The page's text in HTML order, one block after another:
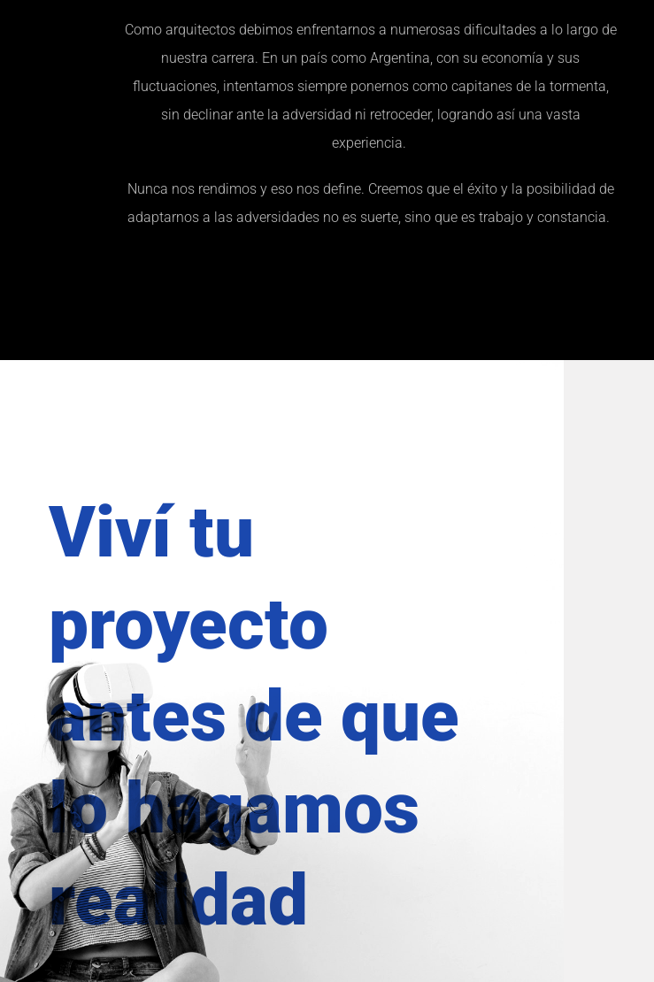
Como arquitectos debimos enfrentarnos a numerosas dificultades a lo largo de
nuestra carrera. En un país como Argentina, con su economía y sus
fluctuaciones, intentamos siempre ponernos como capitanes de la tormenta,
sin declinar ante la adversidad ni retroceder, logrando así una vasta
experiencia.
Nunca nos rendimos y eso nos define. Creemos que el éxito y la posibilidad de
adaptarnos a las adversidades no es suerte, sino que es trabajo y constancia.
Viví tu
proyecto
antes de que
lo hagamos
realidad